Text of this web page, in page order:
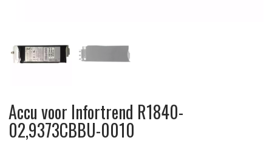
Accu voor Infortrend R1840-
02,9373CBBU-0010